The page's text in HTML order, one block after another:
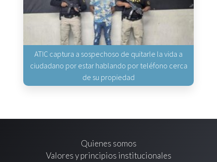
ATIC captura a sospechoso de quitarle la vida a
ciudadano por estar hablando por teléfono cerca
de su propiedad
Quienes somos
Valores y principios institucionales